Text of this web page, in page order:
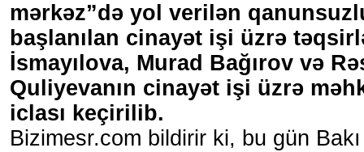
mərkəz”də yol verilən
başlanılan cinayət işi üzrə
İsmayılova, Murad Bağırov və
Quliyevanın cinayət işi üzrə
iclası keçirilib.
Bizimesr.com bildirir ki, bu gün